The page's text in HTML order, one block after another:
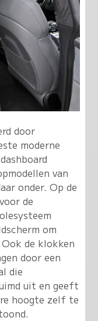
door
moderne
van
onder. Op de
de
om
de klokken
door een
die
uit en geeft
hoogte zelf te